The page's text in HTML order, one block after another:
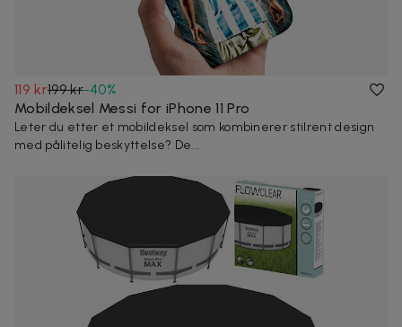
119 kr199 kr-40%
Mobildeksel Messi for iPhone 11 Pro
Leter du etter et mobildeksel som kombinerer stilrent design
med pålitelig beskyttelse? De...